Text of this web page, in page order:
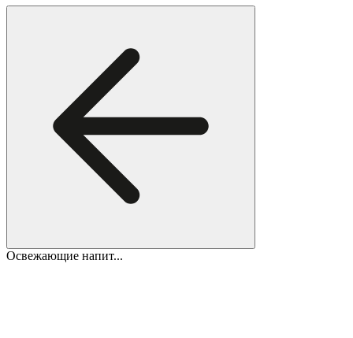
Освежающие напит...